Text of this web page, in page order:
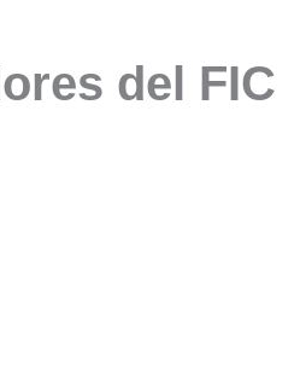
del FIC